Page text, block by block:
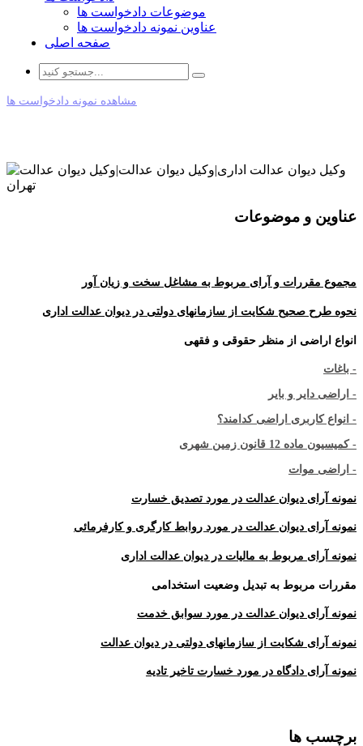
موضوعات دادخواست ها
عناوین نمونه دادخواست ها
صفحه اصلی
مشاهده نمونه دادخواست ها
عناوین و موضوعات
مجموع مقررات و آرای مربوط به مشاغل سخت و زیان آور
نحوه طرح صحیح شکایت از سازمانهای دولتی در دیوان عدالت اداری
انواع اراضی از منظر حقوقی و فقهی
- باغات
- اراضی دایر و بایر
- انواع کاربری اراضی کدامند؟
- کمیسیون ماده 12 قانون زمین شهری
- اراضی موات
نمونه آرای دیوان عدالت در مورد تصدیق خسارت
نمونه آرای دیوان عدالت در مورد روابط کارگری و کارفرمائی
نمونه آرای مربوط به مالیات در دیوان عدالت اداری
مقررات مربوط به تبدیل وضعیت استخدامی
نمونه آرای دیوان عدالت در مورد سوابق خدمت
نمونه آرای شکایت از سازمانهای دولتی در دیوان عدالت
نمونه آرای دادگاه در مورد خسارت تاخیر تادیه
برچسب ها